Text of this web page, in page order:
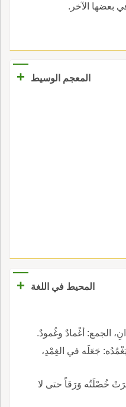
بعضها الآخر.
المعجم الوسيط +
المحيط في اللغة
+
الجمع: أغْمادٌ وغُمودٌ.
جَعَلَه في الغِمْدِ،
خُصْلَتُه وَرَقاً حتى لا